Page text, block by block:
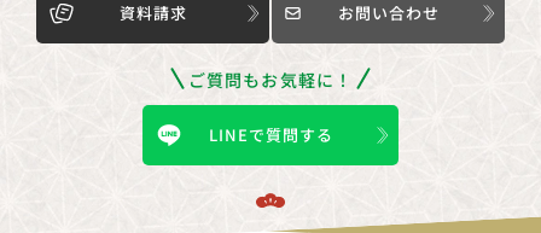
資料請求 お問い合わせ
ご質問もお気軽に！
LINEで質問する